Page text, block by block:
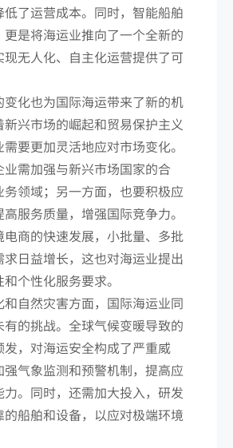
了运营成本。同时，智能船舶
是将海运业推向了一个全新的
无人化、自主化运营提供了可
变化也为国际海运带来了新的机
兴市场的崛起和贸易保护主义
要更加灵活地应对市场变化。
需加强与新兴市场国家的合
领域；另一方面，也要积极应
服务质量，增强国际竞争力。
电商的快速发展，小批量、多批
日益增长，这也对海运业提出
个性化服务要求。
自然灾害方面，国际海运业同
的挑战。全球气候变暖导致的
，对海运安全构成了严重威
气象监测和预警机制，提高应
。同时，还需加大投入，研发
船舶和设备，以应对极端环境